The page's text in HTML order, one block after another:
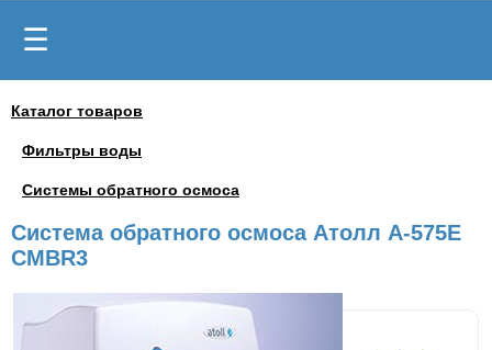
☰
Каталог товаров
Фильтры воды
Системы обратного осмоса
Система обратного осмоса Атолл A-575E
CMBR3